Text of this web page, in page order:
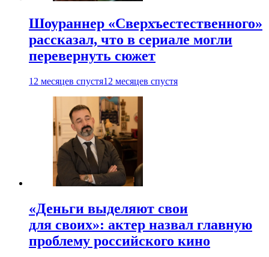
Шоураннер «Сверхъестественного»
рассказал, что в сериале могли
перевернуть сюжет
12 месяцев спустя12 месяцев спустя
«Деньги выделяют свои
для своих»: актер назвал главную
проблему российского кино